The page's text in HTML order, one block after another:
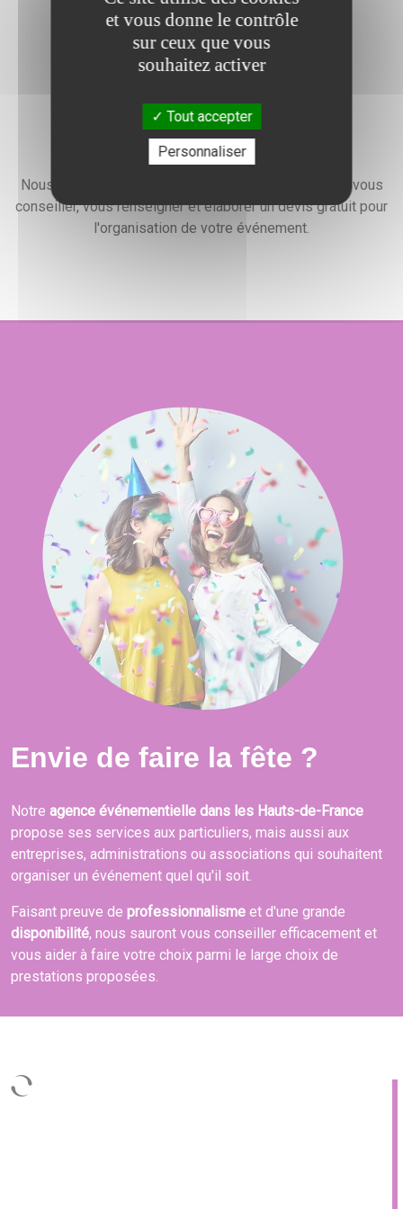
attentes, besoins et envies festives.
Devis gratuit
Nous faisons preuve d'une grande disponibilité pour vous
conseiller, vous renseigner et élaborer un devis gratuit pour
l'organisation de votre événement.
Envie de faire la fête ?
Notre agence événementielle dans les Hauts-de-France
propose ses services aux particuliers, mais aussi aux
entreprises, administrations ou associations qui souhaitent
organiser un événement quel qu'il soit.
Faisant preuve de professionnalisme et d'une grande
disponibilité, nous sauront vous conseiller efficacement et
vous aider à faire votre choix parmi le large choix de
prestations proposées.
et vous donne le contrôle
sur ceux que vous
souhaitez activer
Tout accepter
Personnaliser